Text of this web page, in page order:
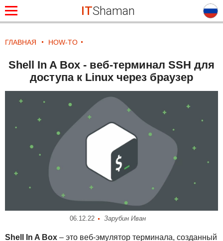
ITShaman
ГЛАВНАЯ HOW-TO
Shell In A Box - веб-терминал SSH для
доступа к Linux через браузер
06.12.22 Зарубин Иван
Shell In A Box – это веб-эмулятор терминала, созданный